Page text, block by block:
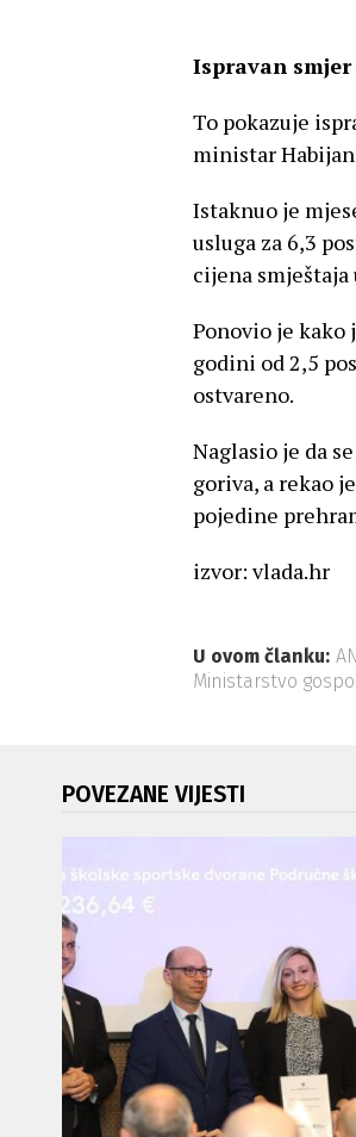
Ispravan
To pokazuje
ministar
Istaknuo je
usluga za 6,3
cijena
Ponovio je kako
godini od 2,5
ostvareno.
Naglasio je da
goriva, a rekao
pojedine
izvor: vlada.hr
U ovom članku:
Ministarstvo
POVEZANE VIJESTI